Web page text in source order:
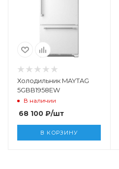
Холодильник MAYTAG
5GBB1958EW
В наличии
68 100 ₽/шт
В КОРЗИНУ